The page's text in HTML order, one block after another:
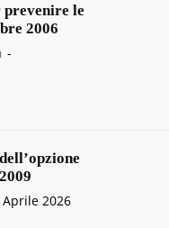
le
2006
-
Aprile 2026